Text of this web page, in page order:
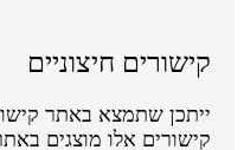
קישורים חיצוניים
ייתכן שתמצא באתר
קישורים אלו מוצגים באתר